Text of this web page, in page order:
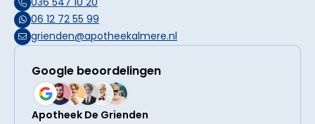
06 12 72 55 99
grienden@apotheekalmere.nl
Google beoordelingen
Apotheek De Grienden